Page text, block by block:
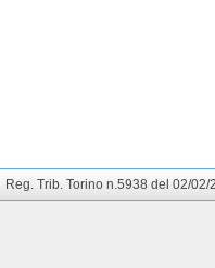
Trib. Torino n.5938 del 02/02/